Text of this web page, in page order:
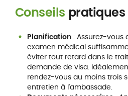
Conseils pratiques
Planification: Assurez-vous
examen médical
éviter tout retard dans le
demande de visa.
rendez-vous au moins trois
entretien à l'ambassade.